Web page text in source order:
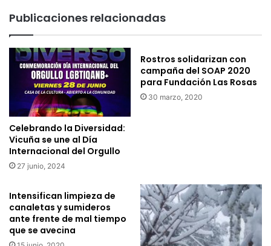
sus
estudios
Publicaciones relacionadas
Celebrando la Diversidad:
Vicuña se une al Día
Internacional del Orgullo
27 junio, 2024
Rostros solidarizan con
campaña del SOAP 2020
para Fundación Las Rosas
30 marzo, 2020
Intensifican limpieza de
canaletas y sumideros
ante frente de mal tiempo
que se avecina